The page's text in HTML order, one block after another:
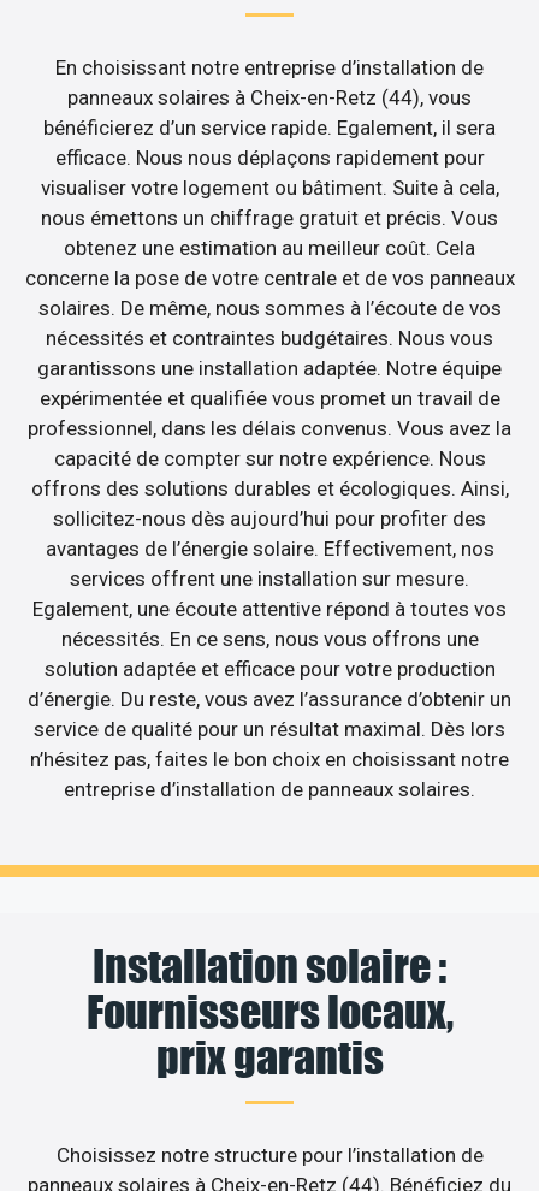
En choisissant notre entreprise d’installation de
panneaux solaires à Cheix-en-Retz (44), vous
bénéficierez d’un service rapide. Egalement, il sera
efficace. Nous nous déplaçons rapidement pour
visualiser votre logement ou bâtiment. Suite à cela,
nous émettons un chiffrage gratuit et précis. Vous
obtenez une estimation au meilleur coût. Cela
concerne la pose de votre centrale et de vos panneaux
solaires. De même, nous sommes à l’écoute de vos
nécessités et contraintes budgétaires. Nous vous
garantissons une installation adaptée. Notre équipe
expérimentée et qualifiée vous promet un travail de
professionnel, dans les délais convenus. Vous avez la
capacité de compter sur notre expérience. Nous
offrons des solutions durables et écologiques. Ainsi,
sollicitez-nous dès aujourd’hui pour profiter des
avantages de l’énergie solaire. Effectivement, nos
services offrent une installation sur mesure.
Egalement, une écoute attentive répond à toutes vos
nécessités. En ce sens, nous vous offrons une
solution adaptée et efficace pour votre production
d’énergie. Du reste, vous avez l’assurance d’obtenir un
service de qualité pour un résultat maximal. Dès lors
n’hésitez pas, faites le bon choix en choisissant notre
entreprise d’installation de panneaux solaires.
Installation solaire :
Fournisseurs locaux,
prix garantis
Choisissez notre structure pour l’installation de
panneaux solaires à Cheix-en-Retz (44). Bénéficiez du